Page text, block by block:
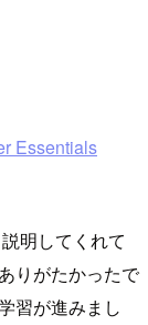
Essentials
明してくれて
りがたかったで
習が進みまし